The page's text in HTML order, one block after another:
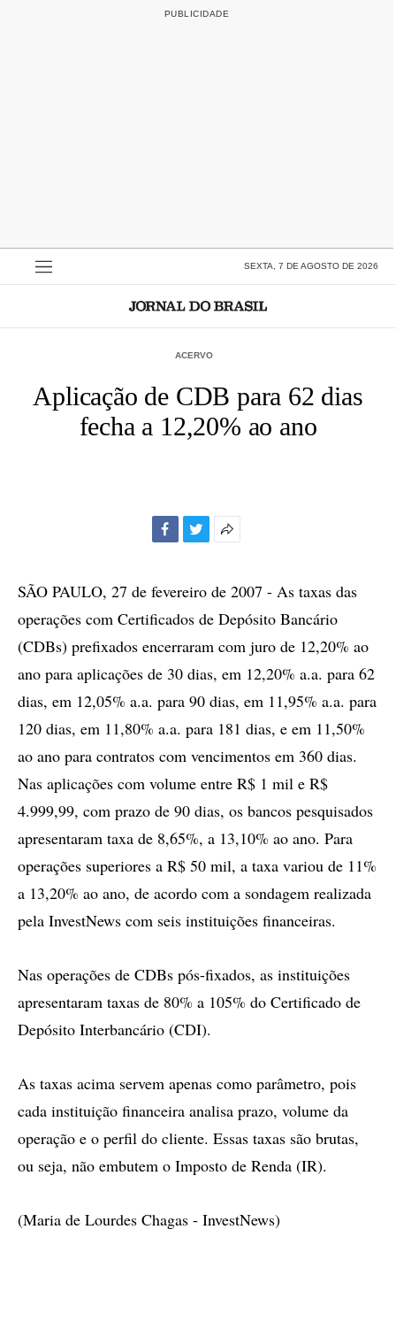
SEXTA, 7 DE AGOSTO DE 2026
ACERVO
Aplicação de CDB para 62 dias
fecha a 12,20% ao ano
compartilhamento
SÃO PAULO, 27 de fevereiro de 2007 - As taxas das
operações com Certificados de Depósito Bancário
(CDBs) prefixados encerraram com juro de 12,20% ao
ano para aplicações de 30 dias, em 12,20% a.a. para 62
dias, em 12,05% a.a. para 90 dias, em 11,95% a.a. para
120 dias, em 11,80% a.a. para 181 dias, e em 11,50%
ao ano para contratos com vencimentos em 360 dias.
Nas aplicações com volume entre R$ 1 mil e R$
4.999,99, com prazo de 90 dias, os bancos pesquisados
apresentaram taxa de 8,65%, a 13,10% ao ano. Para
operações superiores a R$ 50 mil, a taxa variou de 11%
a 13,20% ao ano, de acordo com a sondagem realizada
pela InvestNews com seis instituições financeiras.
Nas operações de CDBs pós-fixados, as instituições
apresentaram taxas de 80% a 105% do Certificado de
Depósito Interbancário (CDI).
As taxas acima servem apenas como parâmetro, pois
cada instituição financeira analisa prazo, volume da
operação e o perfil do cliente. Essas taxas são brutas,
ou seja, não embutem o Imposto de Renda (IR).
(Maria de Lourdes Chagas - InvestNews)